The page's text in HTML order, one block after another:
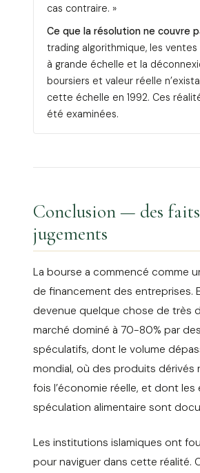
cas contraire. »
Ce que la résolution ne couvre
trading algorithmique, les
à grande échelle et la
boursiers et valeur réelle
cette échelle en 1992. Ces
été examinées.
Conclusion — des
jugements
La bourse a commencé comme
de financement des entreprises.
devenue quelque chose de très
marché dominé à 70-80% par
spéculatifs, dont le volume
mondial, où des produits dérivés
fois l’économie réelle, et dont les
spéculation alimentaire sont
Les institutions islamiques ont
pour naviguer dans cette réalité.